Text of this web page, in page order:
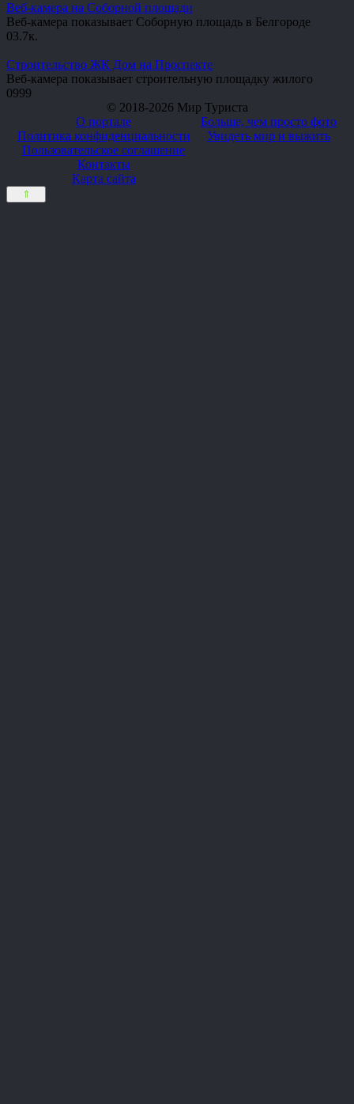
Веб-камера на Соборной площади
Веб-камера показывает Соборную площадь в Белгороде
03.7к.
Строительство ЖК Дом на Проспекте
Веб-камера показывает строительную площадку жилого
0999
© 2018-2026 Мир Туриста
О портале
Политика конфиденциальности
Пользовательское соглашение
Контакты
Карта сайта
Больше, чем просто фото
Увидеть мир и выжить